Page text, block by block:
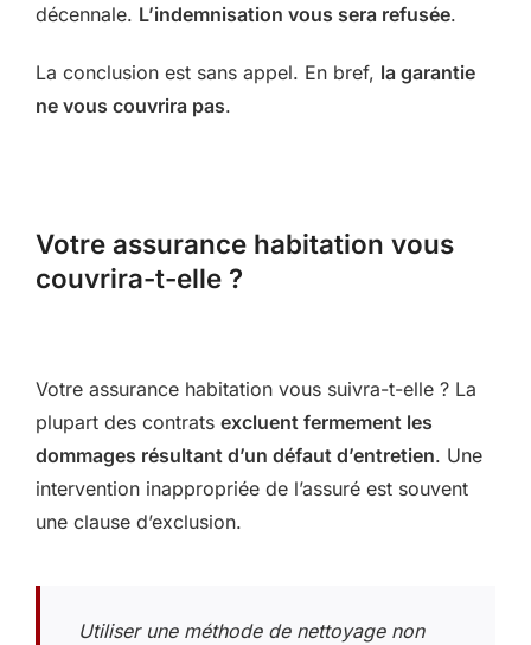
décennale. L’indemnisation vous sera refusée.
La conclusion est sans appel. En bref, la garantie
ne vous couvrira pas.
Votre assurance habitation vous
couvrira-t-elle ?
Votre assurance habitation vous suivra-t-elle ? La
plupart des contrats excluent fermement les
dommages résultant d’un défaut d’entretien. Une
intervention inappropriée de l’assuré est souvent
une clause d’exclusion.
Utiliser une méthode de nettoyage non